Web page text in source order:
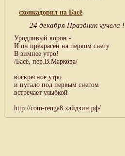
схонкадорил на Басё
24 декабря Праздник чучела !
Уродливый ворон -
И он прекрасен на первом снегу
В зимнее утро!
/Басё, пер.В.Маркова/
воскресное утро...
и пугало под первым снегом
встречает улыбкой
http://com-renga8.хайдзин.рф/